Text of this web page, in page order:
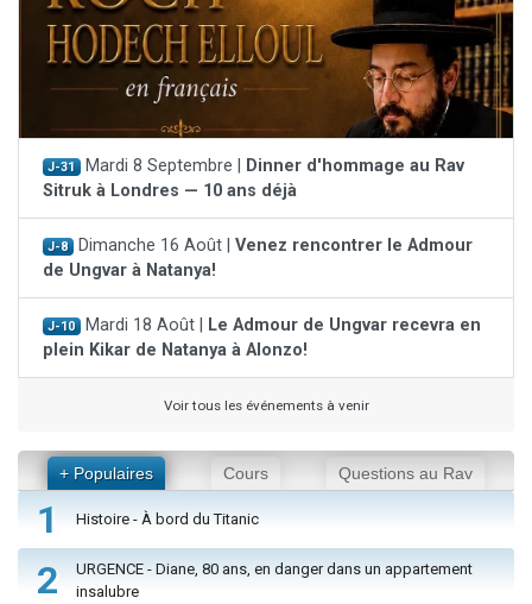
J-31 Mardi 8 Septembre |
Dinner d'hommage au Rav
Sitruk à Londres — 10 ans déjà
J-8 Dimanche 16 Août | Venez rencontrer le Admour
de Ungvar à Natanya!
J-10 Mardi 18 Août |
Le Admour de Ungvar recevra en
plein Kikar de Natanya à Alonzo!
Voir tous les événements à venir
+ Populaires Cours Questions au Rav
1 Histoire - À bord du Titanic
2
URGENCE - Diane, 80 ans, en danger dans un appartement
insalubre